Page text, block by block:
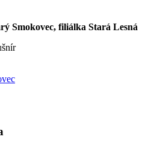
Smokovec, filiálka Stará Lesná